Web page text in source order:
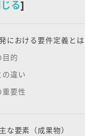
る]
における要件定義とは
的
違い
要性
な要素（成果物）